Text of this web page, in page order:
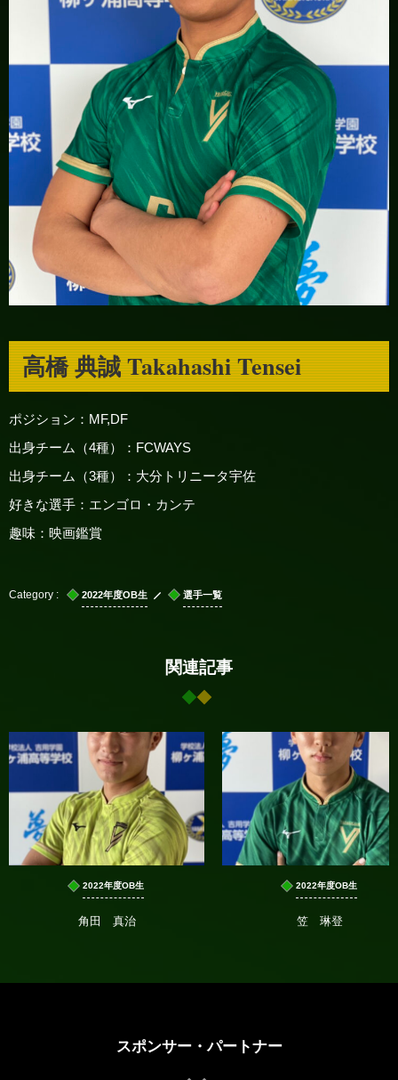
高橋 典誠 Takahashi Tensei
ポジション：MF,DF
出身チーム（4種）：FCWAYS
出身チーム（3種）：大分トリニータ宇佐
好きな選手：エンゴロ・カンテ
趣味：映画鑑賞
2022年度OB生 選手一覧
関連記事
2022年度OB生
角田 真治
2022年度OB生
笠 琳登
スポンサー・パートナー